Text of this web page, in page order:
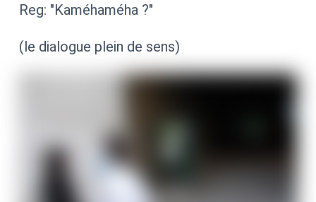
Reg: "Kaméhaméha ?"
(le dialogue plein de sens)